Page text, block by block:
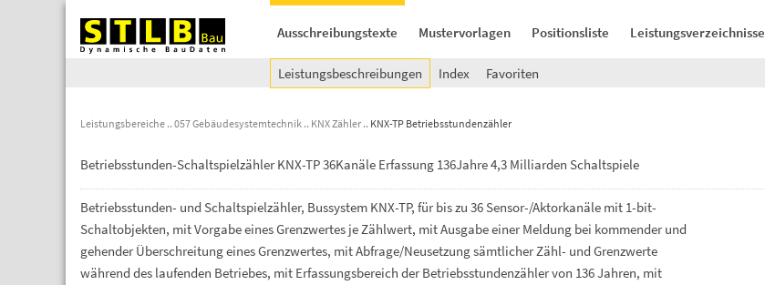
Ausschreibungstexte Mustervorlagen Positionsliste Leistungsverzeichnisse
Leistungsbeschreibungen Index Favoriten
Leistungsbereiche 057 Gebäudesystemtechnik KNX Zähler KNX-TP Betriebsstundenzähler
Betriebsstunden-Schaltspielzähler KNX-TP 36Kanäle Erfassung 136Jahre 4,3 Milliarden Schaltspiele
Betriebsstunden- und Schaltspielzähler, Bussystem KNX-TP, fürbiszu 36Sensor-/Aktorkanäle mit 1-bit-
Schaltobjekten, mitVorgabeeinesGrenzwertes jeZählwert, mitAusgabeeinerMeldung bei kommenderund
gehenderÜberschreitungeinesGrenzwertes, mitAbfrage/NeusetzungsämtlicherZähl- und Grenzwerte
während des laufenden Betriebes, mit Erfassungsbereich derBetriebsstundenzählervon 136Jahren, mit